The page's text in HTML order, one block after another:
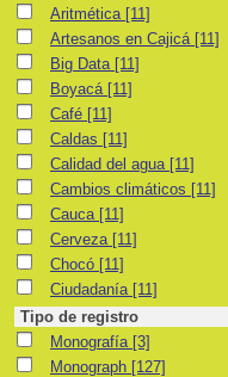
AritméticaAritmética [11]
Artesanos en Cajicá
Artesanos en Cajicá [11]
Big DataBig Data [11]
BoyacáBoyacá [11]
Café Café [11]
CaldasCaldas [11]
Calidad del agua
Calidad del agua [11]
Cambios climáticos
Cambios climáticos [11]
CaucaCauca [11]
CervezaCerveza [11]
ChocóChocó [11]
Ciudadanía
Ciudadanía [11]
Tipo de registro
Monografía
Monografía [3]
Monograph
Monograph [127]